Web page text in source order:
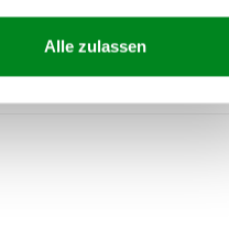
Alle zulassen